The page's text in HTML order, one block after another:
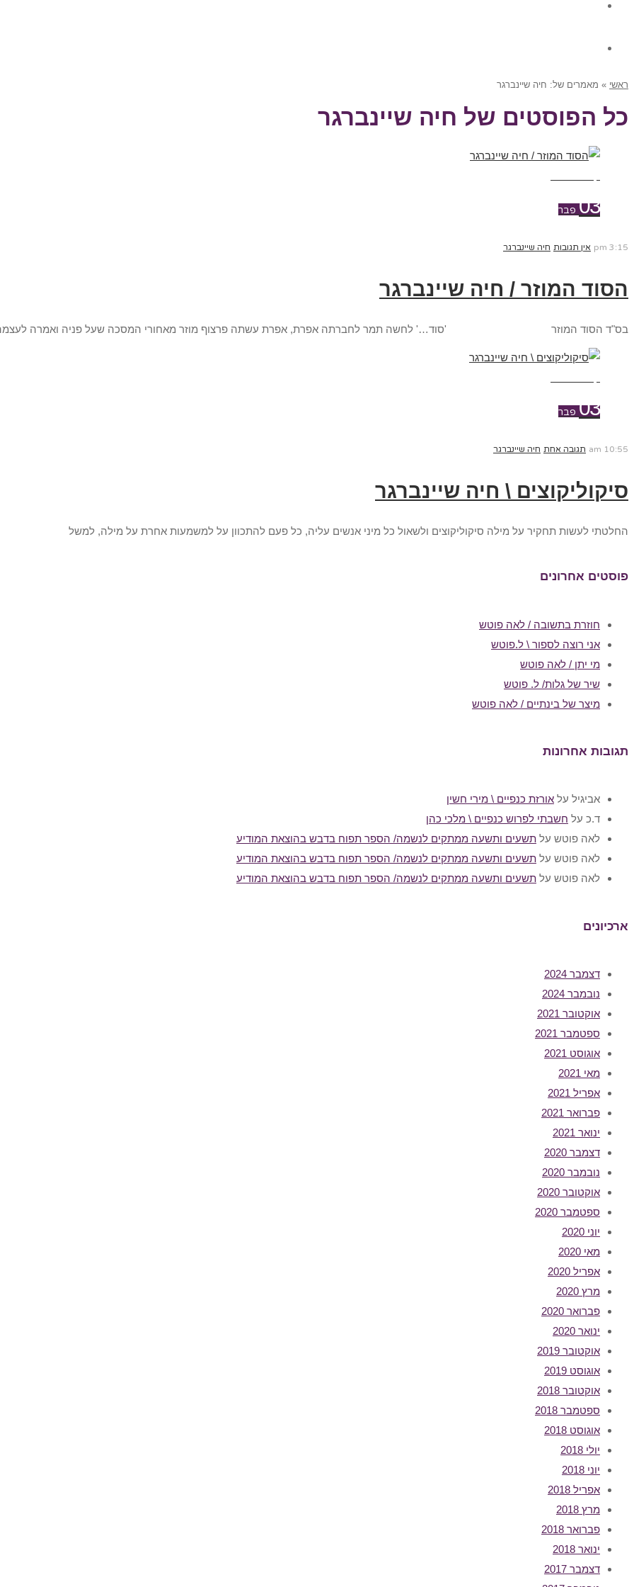
ראשי » מאמרים של: חיה שיינברגר
כל הפוסטים של חיה שיינברגר
03 פבר
3:15 pm אין תגובות חיה שיינברגר
הסוד המוזר / חיה שיינברגר
בס"ד הסוד המוזר 'סוד…' לחשה תמר לחברתה אפרת, אפרת עשתה פרצוף מוזר מאחורי המסכה שעל פניה ואמרה
03 פבר
10:55 am תגובה אחת חיה שיינברגר
סיקוליקוצים \ חיה שיינברגר
החלטתי לעשות תחקיר על מילה סיקוליקוצים ולשאול כל מיני אנשים עליה, כל פעם להתכוון על למשמעות אחרת על מילה, למשל
פוסטים אחרונים
חוזרת בתשובה / לאה פוטש
אני רוצה לספור \ ל.פוטש
מי יתן / לאה פוטש
שיר של גלות/ ל. פוטש
מיצר של בינתיים / לאה פוטש
תגובות אחרונות
אביגיל על אורזת כנפיים \ מירי חשין
ד.כ על חשבתי לפרוש כנפיים \ מלכי כהן
לאה פוטש על תשעים ותשעה ממתקים לנשמה/ הספר תפוח בדבש בהוצאת המודיע
לאה פוטש על תשעים ותשעה ממתקים לנשמה/ הספר תפוח בדבש בהוצאת המודיע
לאה פוטש על תשעים ותשעה ממתקים לנשמה/ הספר תפוח בדבש בהוצאת המודיע
ארכיונים
דצמבר 2024
נובמבר 2024
אוקטובר 2021
ספטמבר 2021
אוגוסט 2021
מאי 2021
אפריל 2021
פברואר 2021
ינואר 2021
דצמבר 2020
נובמבר 2020
אוקטובר 2020
ספטמבר 2020
יוני 2020
מאי 2020
אפריל 2020
מרץ 2020
פברואר 2020
ינואר 2020
אוקטובר 2019
אוגוסט 2019
אוקטובר 2018
ספטמבר 2018
אוגוסט 2018
יולי 2018
יוני 2018
אפריל 2018
מרץ 2018
פברואר 2018
ינואר 2018
דצמבר 2017